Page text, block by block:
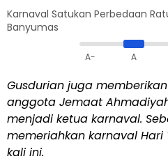
Karnaval Satukan Perbedaan
Banyumas
A- A
Gusdurian juga
anggota Jemaat
menjadi ketua karnaval.
memeriahkan karnaval Hari
kali ini.